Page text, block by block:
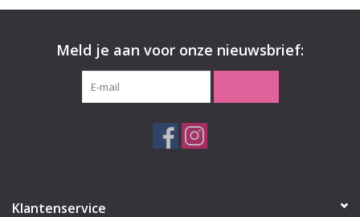
Meld je aan voor onze nieuwsbrief:
Klantenservice